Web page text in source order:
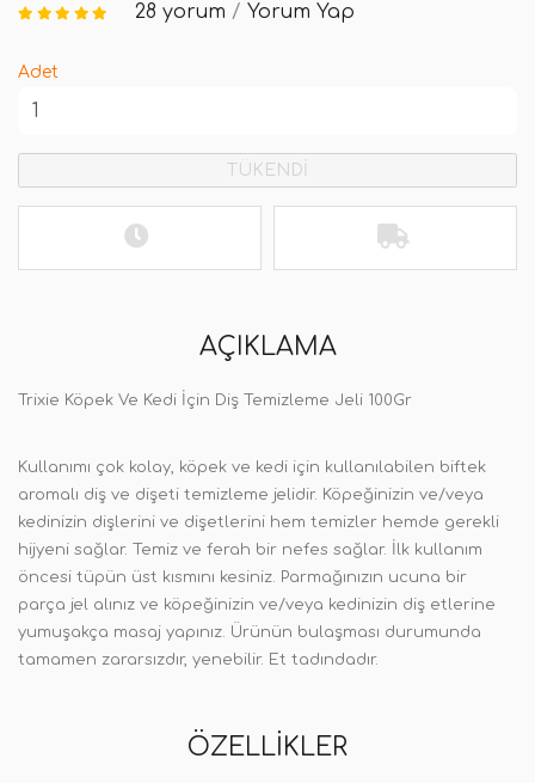
28 yorum / Yorum Yap
Adet
TÜKENDİ
AÇIKLAMA
Trixie Köpek Ve Kedi İçin Diş Temizleme Jeli 100Gr
Kullanımı çok kolay, köpek ve kedi için kullanılabilen biftek
aromalı diş ve dişeti temizleme jelidir. Köpeğinizin ve/veya
kedinizin dişlerini ve dişetlerini hem temizler hemde gerekli
hijyeni sağlar. Temiz ve ferah bir nefes sağlar. İlk kullanım
öncesi tüpün üst kısmını kesiniz. Parmağınızın ucuna bir
parça jel alınız ve köpeğinizin ve/veya kedinizin diş etlerine
yumuşakça masaj yapınız. Ürünün bulaşması durumunda
tamamen zararsızdır, yenebilir. Et tadındadır.
ÖZELLIKLER